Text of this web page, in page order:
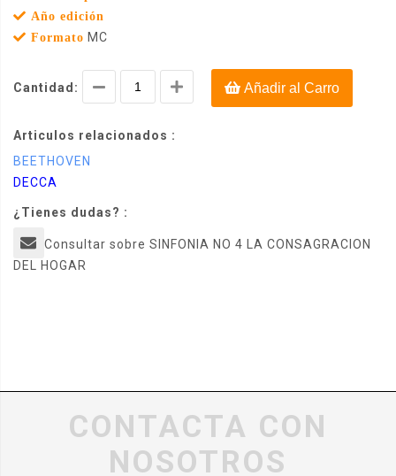
Año edición
Formato MC
Cantidad: Añadir al Carro
Articulos relacionados :
BEETHOVEN
DECCA
¿Tienes dudas? :
Consultar sobre SINFONIA NO 4 LA CONSAGRACION
DEL HOGAR
CONTACTA CON
NOSOTROS